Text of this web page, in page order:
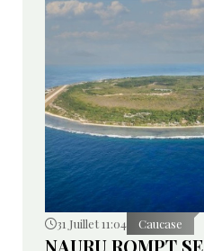
31 Juillet 11:04 Caucase
NAURU ROMPT